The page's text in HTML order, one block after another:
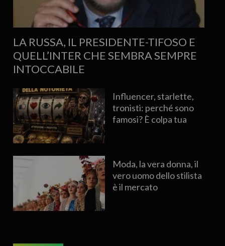
LA RUSSA, IL PRESIDENTE-TIFOSO E
QUELL’INTER CHE SEMBRA SEMPRE
INTOCCABILE
Influencer, starlette,
tronisti: perché sono
famosi? È colpa tua
Moda, la vera donna, il
vero uomo dello stilista
è il mercato